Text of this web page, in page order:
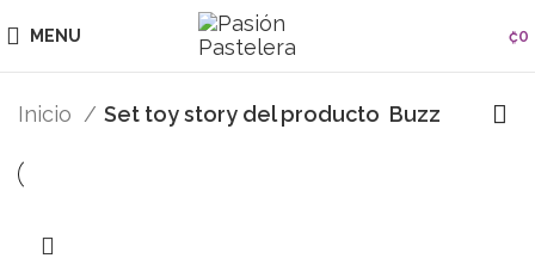
MENU ₡0
Inicio Set toy story del producto Buzz